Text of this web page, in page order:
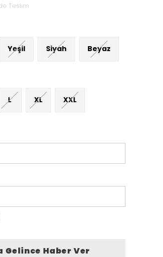
Teslim
Yeşil Siyah Beyaz
L XL XXL
Gelince Haber Ver